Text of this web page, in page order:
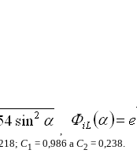
,
C1 = 0,986 a C2 = 0,238.